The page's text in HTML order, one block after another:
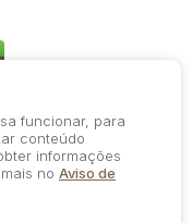
reservados
funcionar, para
conteúdo
informações
no Aviso de